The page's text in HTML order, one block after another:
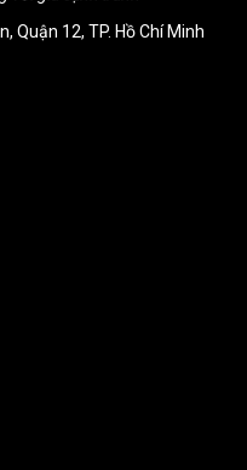
Quận 12, TP. Hồ Chí Minh